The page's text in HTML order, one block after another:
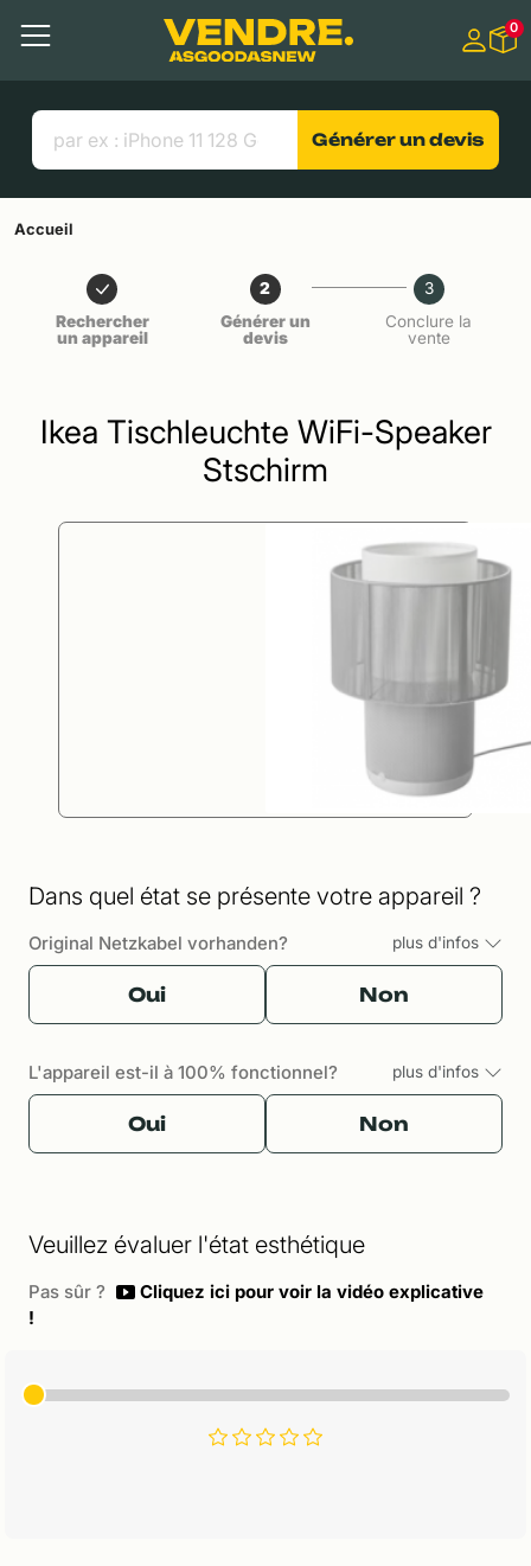
Contenu principal
Menu
Liens utiles
0
Générer un devis
Accueil
Rechercher
un appareil
2
Générer un
devis
3
Conclure la
vente
Ikea Tischleuchte WiFi-Speaker
Stschirm
Dans quel état se présente votre appareil ?
Original Netzkabel vorhanden? plus d'infos
Oui Non
L'appareil est-il à 100% fonctionnel? plus d'infos
Oui Non
Veuillez évaluer l'état esthétique
Pas sûr ?
Cliquez ici pour voir la vidéo explicative
!